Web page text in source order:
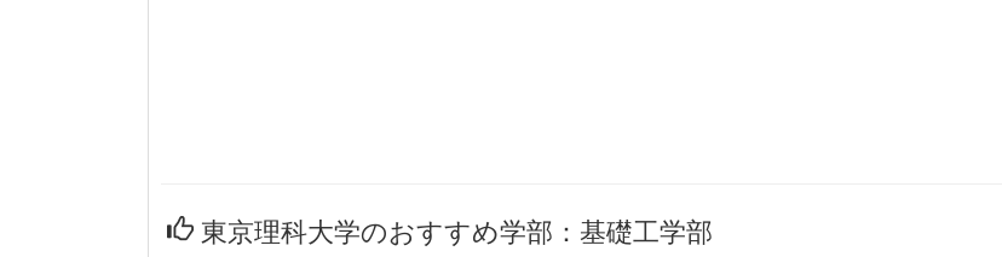
東京理科大学のおすすめ学部：基礎工学部